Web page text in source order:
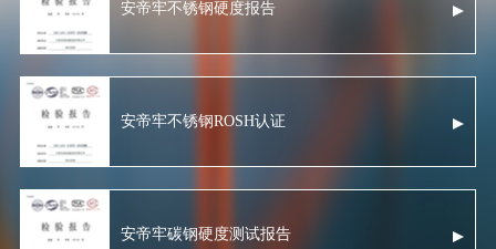
安帝牢不锈钢硬度报告
安帝牢不锈钢ROSH认证
安帝牢碳钢硬度测试报告